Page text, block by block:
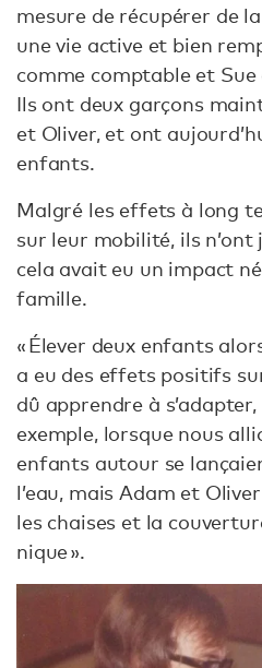
mesure de récupérer de
une vie active et bien
comme comptable et
Ils ont deux garçons
et Oliver, et ont
enfants.
Malgré les effets à long
sur leur mobilité, ils n’ont
cela avait eu un impact
famille.
« Élever deux enfants
a eu des effets positifs
dû apprendre à
exemple, lorsque nous
enfants autour se
l’eau, mais Adam et
les chaises et la
nique ».